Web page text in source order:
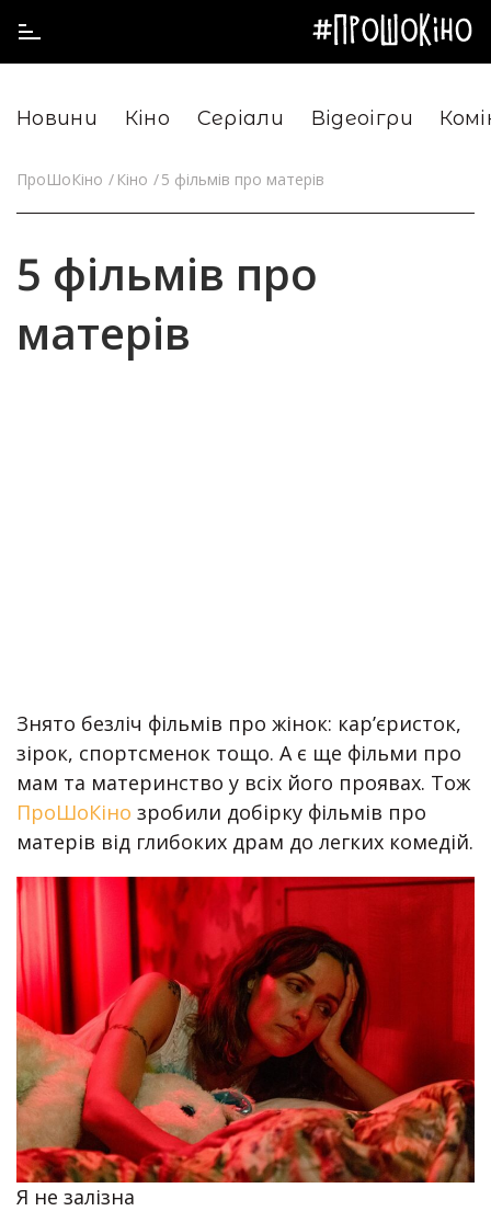
Новини Кіно Серіали Відеоігри
ПроШоКіно Кіно 5 фільмів про матерів
5 фільмів про
матерів
Знято безліч фільмів про жінок: кар’єристок,
зірок, спортсменок тощо. А є ще фільми про
мам та материнство у всіх його проявах. Тож
ПроШоКіно зробили добірку фільмів про
матерів від глибоких драм до легких комедій.
Я не залізна